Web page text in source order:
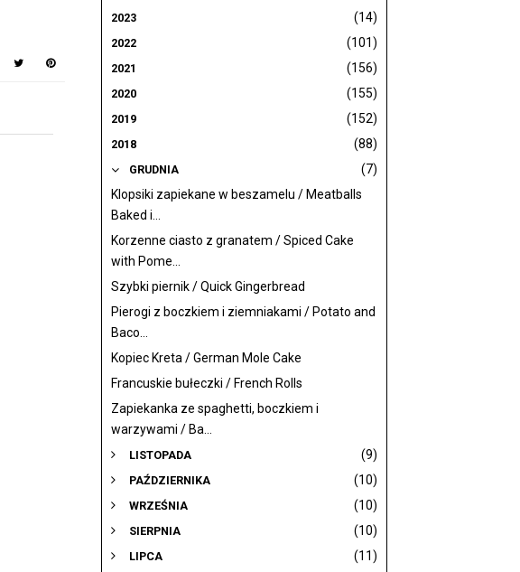
2023 (14)
2022 (101)
2021 (156)
2020 (155)
2019 (152)
2018 (88)
GRUDNIA
(7)
Klopsiki zapiekane w beszamelu / Meatballs
Baked i...
Korzenne ciasto z granatem / Spiced Cake
with Pome...
Szybki piernik / Quick Gingerbread
Pierogi z boczkiem i ziemniakami / Potato and
Baco...
Kopiec Kreta / German Mole Cake
Francuskie bułeczki / French Rolls
Zapiekanka ze spaghetti, boczkiem i
warzywami / Ba...
LISTOPADA (9)
PAŹDZIERNIKA (10)
WRZEŚNIA (10)
SIERPNIA (10)
LIPCA (11)